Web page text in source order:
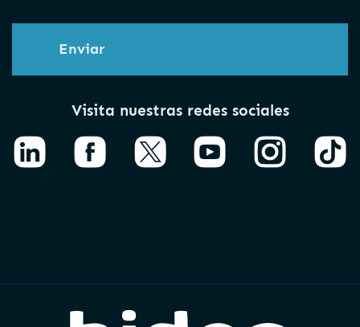
Enviar
Visita nuestras redes sociales